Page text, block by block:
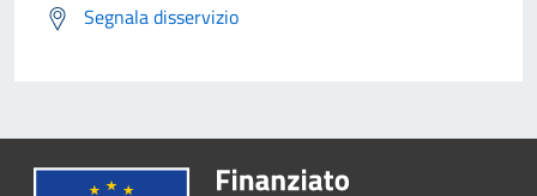
Segnala disservizio